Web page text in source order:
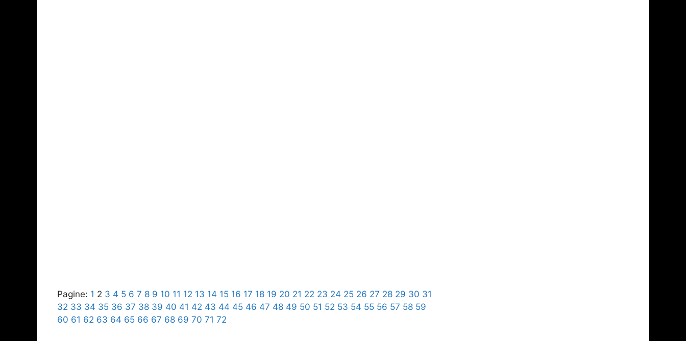
Pagine: 1 2 3 4 5 6 7 8 9 10 11 12 13 14 15 16 17 18 19 20 21 22 23 24 25 26 27 28 29 30 31
32 33 34 35 36 37 38 39 40 41 42 43 44 45 46 47 48 49 50 51 52 53 54 55 56 57 58 59
60 61 62 63 64 65 66 67 68 69 70 71 72